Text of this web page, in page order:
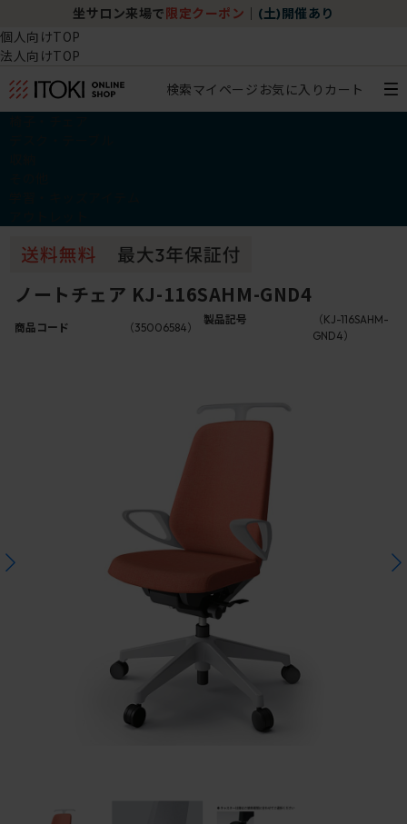
坐サロン来場で 限定クーポン (土)開催あり
個人向けTOP
法人向けTOP
検索マイページ お気に入り カート
ノートチェア KJ-116SAHM-GND4
商品コード （35006584）
製品記号
（KJ-116SAHM-
GND4）